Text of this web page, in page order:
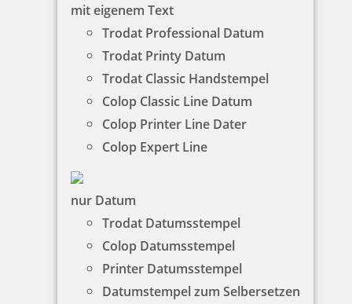
mit eigenem Text
Trodat Professional Datum
Trodat Printy Datum
Trodat Classic Handstempel
Colop Classic Line Datum
Colop Printer Line Dater
Colop Expert Line
nur Datum
Trodat Datumsstempel
Colop Datumsstempel
Printer Datumsstempel
Datumstempel zum Selbersetzen
33 Artikel in der Kategorie
Heri Mini Smartpen 4374 Stempelkugelschreiber rot mit
43,57 €